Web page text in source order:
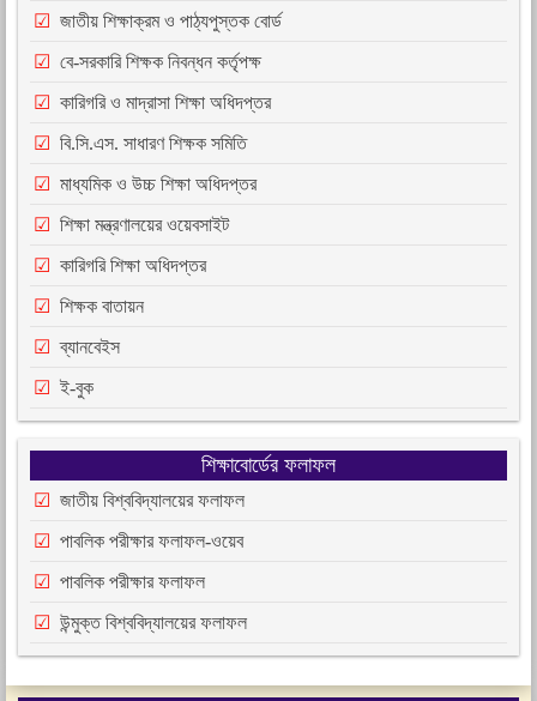
জাতীয় শিক্ষাক্রম ও পাঠ্যপুস্তক বোর্ড
বে-সরকারি শিক্ষক নিবন্ধন কর্তৃপক্ষ
কারিগরি ও মাদ্রাসা শিক্ষা অধিদপ্তর
বি.সি.এস. সাধারণ শিক্ষক সমিতি
মাধ্যমিক ও উচ্চ শিক্ষা অধিদপ্তর
শিক্ষা মন্ত্রণালয়ের ওয়েবসাইট
কারিগরি শিক্ষা অধিদপ্তর
শিক্ষক বাতায়ন
ব্যানবেইস
ই-বুক
শিক্ষাবোর্ডের ফলাফল
জাতীয় বিশ্ববিদ্যালয়ের ফলাফল
পাবলিক পরীক্ষার ফলাফল-ওয়েব
পাবলিক পরীক্ষার ফলাফল
উন্মুক্ত বিশ্ববিদ্যালয়ের ফলাফল